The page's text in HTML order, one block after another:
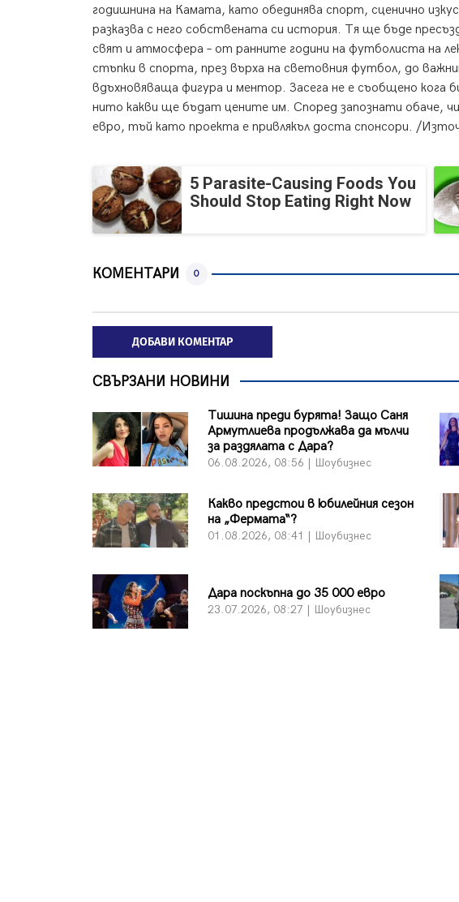
годишнина на Камата, като обединява спорт, сценично
разказва с него собствената си история. Тя ще бъде
свят и атмосфера – от ранните години на футболиста на
стъпки в спорта, през върха на световния футбол, до
вдъхновяваща фигура и ментор. Засега не е съобщено
нито какви ще бъдат цените им. Според запознати обаче,
евро, тъй като проекта е привлякъл доста спонсори. /
5 Parasite-Causing Foods You
Should Stop Eating Right Now
КОМЕНТАРИ 0
ДОБАВИ КОМЕНТАР
СВЪРЗАНИ НОВИНИ
Тишина преди бурята! Защо Саня
Армутлиева продължава да мълчи
за раздялата с Дара?
06.08.2026, 08:56 | Шоубизнес
Какво предстои в юбилейния сезон
на „Фермата“?
01.08.2026, 08:41 | Шоубизнес
Дара поскъпна до 35 000 евро
23.07.2026, 08:27 | Шоубизнес